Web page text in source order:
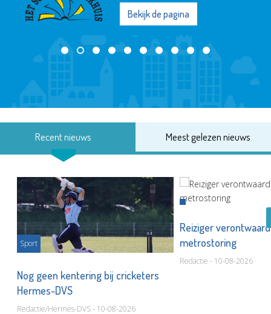
Bekijk de pagina
Recent nieuws Meest gelezen nieuws
Sport
Nog geen kentering bij cricketers
Hermes-DVS
Redactie/Hermes-DVS - 10-08-2026
Reiziger
metrostoring
Redactie - 10-08-2026